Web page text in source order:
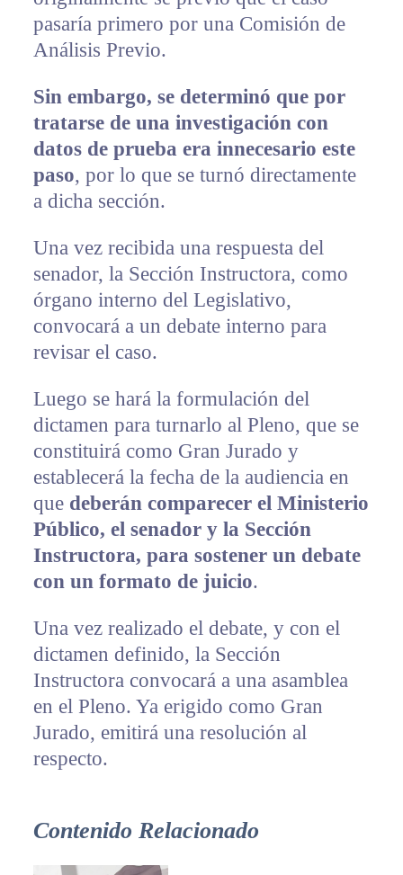
pasaría primero por una Comisión de
Análisis Previo.
Sin embargo, se determinó que por
tratarse de una investigación con
datos de prueba era innecesario este
paso, por lo que se turnó directamente
a dicha sección.
Una vez recibida una respuesta del
senador, la Sección Instructora, como
órgano interno del Legislativo,
convocará a un debate interno para
revisar el caso.
Luego se hará la formulación del
dictamen para turnarlo al Pleno, que se
constituirá como Gran Jurado y
establecerá la fecha de la audiencia en
que deberán comparecer el Ministerio
Público, el senador y la Sección
Instructora, para sostener un debate
con un formato de juicio.
Una vez realizado el debate, y con el
dictamen definido, la Sección
Instructora convocará a una asamblea
en el Pleno. Ya erigido como Gran
Jurado, emitirá una resolución al
respecto.
Contenido Relacionado